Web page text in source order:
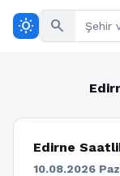
wb_sunny search
Edirne
10.08.2026